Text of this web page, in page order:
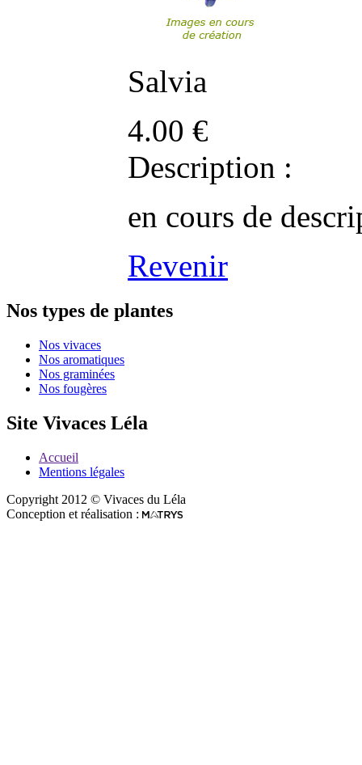
Salvia
4.00 €
Description :
en cours de
Revenir
Nos types de plantes
Nos vivaces
Nos aromatiques
Nos graminées
Nos fougères
Site Vivaces Léla
Accueil
Mentions légales
Copyright 2012 © Vivaces du Léla
Conception et réalisation :